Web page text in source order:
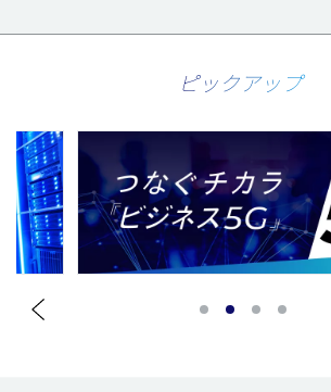
ピックアップ